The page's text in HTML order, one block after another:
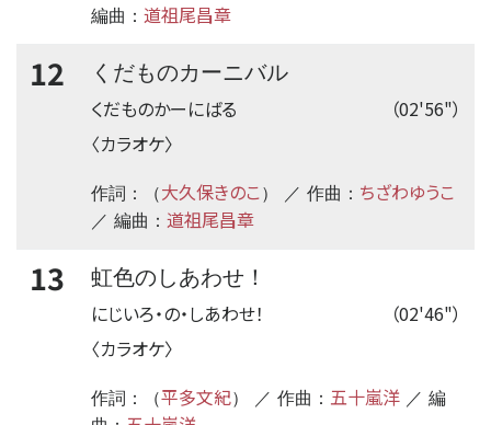
編曲： 道祖尾昌章
12
くだものカーニバル
（02'56"）
くだものかーにばる
〈カラオケ〉
作詞：（大久保きのこ） ／ 作曲： ちざわゆうこ
／ 編曲： 道祖尾昌章
13
虹色のしあわせ！
（02'46"）
にじいろ・の・しあわせ！
〈カラオケ〉
作詞：（平多文紀） ／ 作曲： 五十嵐洋 ／ 編